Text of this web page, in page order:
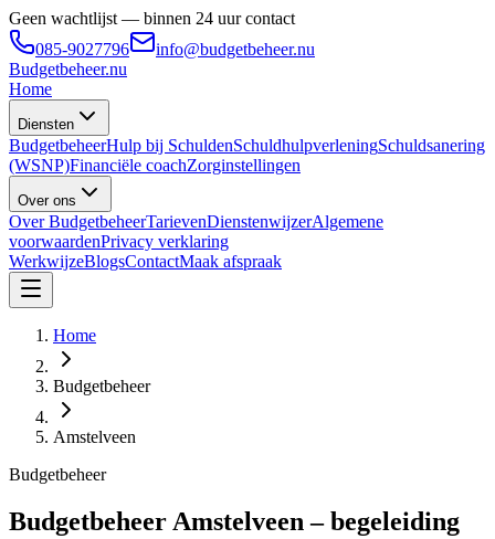
Geen wachtlijst — binnen 24 uur contact
085-9027796
info@budgetbeheer.nu
Budgetbeheer.nu
Home
Diensten
BudgetbeheerHulp bij SchuldenSchuldhulpverleningSchuldsanering
(WSNP)Financiële coachZorginstellingen
Over ons
Over BudgetbeheerTarievenDienstenwijzerAlgemene
voorwaardenPrivacy verklaring
WerkwijzeBlogsContactMaak afspraak
Home
Budgetbeheer
Amstelveen
Budgetbeheer
Budgetbeheer Amstelveen – begeleiding